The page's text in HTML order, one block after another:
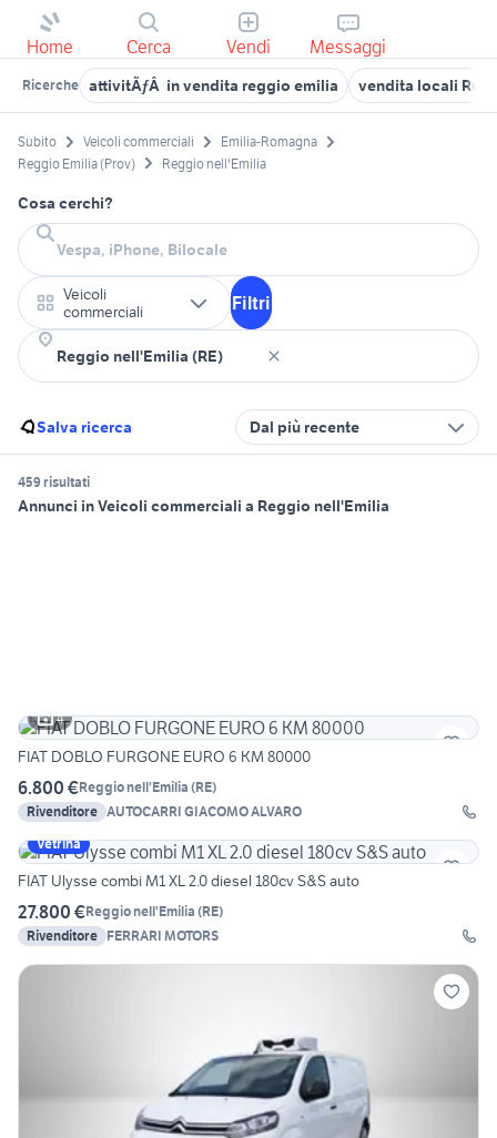
Home Cerca Vendi Messaggi
Ricerche attivitÃƒÂ in vendita reggio emilia vendita locali
Subito Veicoli commerciali
Emilia-Romagna
Reggio Emilia (Prov)
Reggio nell'Emilia
Cosa cerchi?
Veicoli
commerciali
Filtri
Salva ricerca Dal più recente
459 risultati
Annunci in Veicoli commerciali a Reggio nell'Emilia
4
FIAT DOBLO FURGONE EURO 6 KM 80000
6.800 €Reggio nell'Emilia (RE)
Rivenditore
AUTOCARRI GIACOMO ALVARO
Vetrina
FIAT Ulysse combi M1 XL 2.0 diesel 180cv S&S auto
27.800 €Reggio nell'Emilia (RE)
Rivenditore FERRARI MOTORS